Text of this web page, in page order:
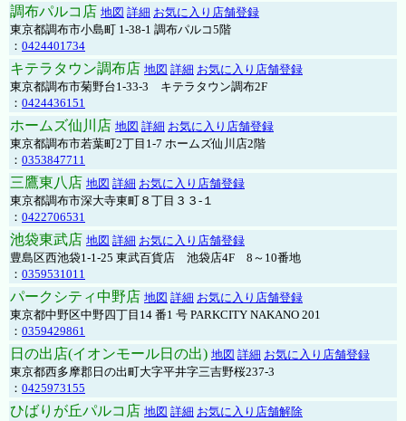
調布パルコ店 地図 詳細 お気に入り店舗登録
東京都調布市小島町 1-38-1 調布パルコ5階
： 0424401734
キテラタウン調布店 地図 詳細 お気に入り店舗登録
東京都調布市菊野台1-33-3 キテラタウン調布2F
： 0424436151
ホームズ仙川店 地図 詳細 お気に入り店舗登録
東京都調布市若葉町2丁目1-7 ホームズ仙川店2階
： 0353847711
三鷹東八店 地図 詳細 お気に入り店舗登録
東京都調布市深大寺東町８丁目３３-１
： 0422706531
池袋東武店 地図 詳細 お気に入り店舗登録
豊島区西池袋1-1-25 東武百貨店 池袋店4F 8～10番地
： 0359531011
パークシティ中野店 地図 詳細 お気に入り店舗登録
東京都中野区中野四丁目14 番1 号 PARKCITY NAKANO 201
： 0359429861
日の出店(イオンモール日の出) 地図 詳細 お気に入り店舗登録
東京都西多摩郡日の出町大字平井字三吉野桜237-3
： 0425973155
ひばりが丘パルコ店 地図 詳細 お気に入り店舗解除